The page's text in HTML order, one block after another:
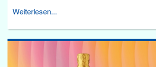
Weiterlesen...